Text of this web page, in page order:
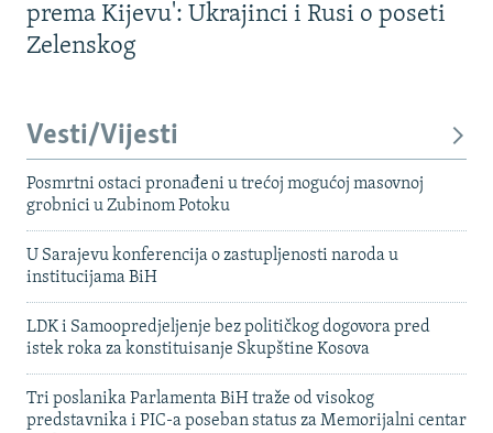
prema Kijevu': Ukrajinci i Rusi o poseti
Zelenskog
Vesti/Vijesti
Posmrtni ostaci pronađeni u trećoj mogućoj masovnoj
grobnici u Zubinom Potoku
U Sarajevu konferencija o zastupljenosti naroda u
institucijama BiH
LDK i Samoopredjeljenje bez političkog dogovora pred
istek roka za konstituisanje Skupštine Kosova
Tri poslanika Parlamenta BiH traže od visokog
predstavnika i PIC-a poseban status za Memorijalni centar